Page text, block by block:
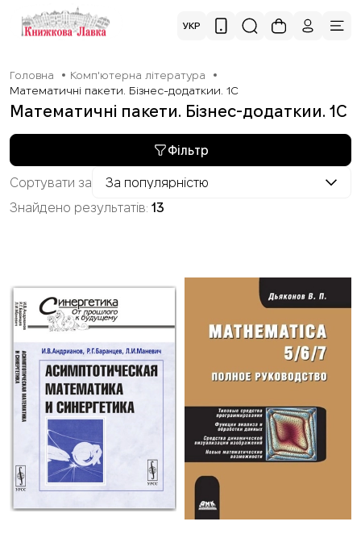
УКР
Головна
Комп'ютерна література
Математичні пакети. Бізнес-додаткии. 1С
Математичні пакети. Бізнес-додаткии. 1С
Знайдено результатів: 13
Сортувати за За популярністю
Фільтр